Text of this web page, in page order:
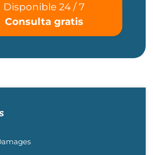
Disponible 24 / 7
Consulta gratis